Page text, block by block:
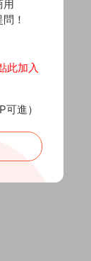
用
！
此加入
進）